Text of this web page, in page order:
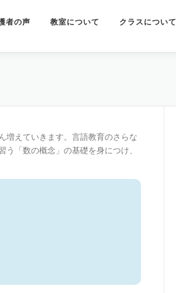
者の声 教室について クラスについて
増えていきます。言語教育のさらな
「数の概念」の基礎を身につけ、